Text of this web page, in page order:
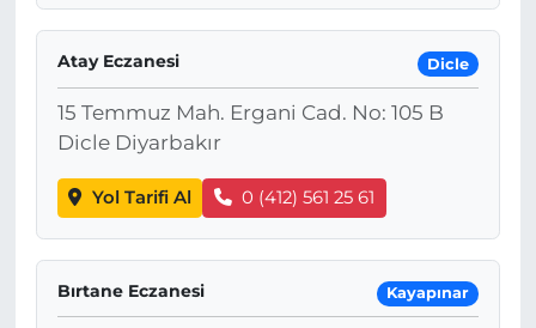
Atay Eczanesi Dicle
15 Temmuz Mah. Ergani Cad. No: 105 B
Dicle Diyarbakır
Yol Tarifi Al 0 (412) 561 25 61
Bırtane Eczanesi Kayapınar